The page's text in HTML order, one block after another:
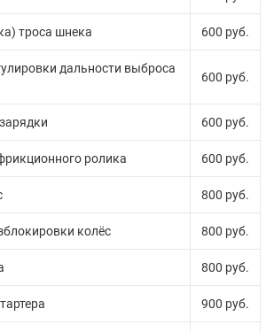
троса шнека 600 руб.
дальности выброса
600 руб.
600 руб.
ролика 600 руб.
800 руб.
колёс 800 руб.
800 руб.
900 руб.